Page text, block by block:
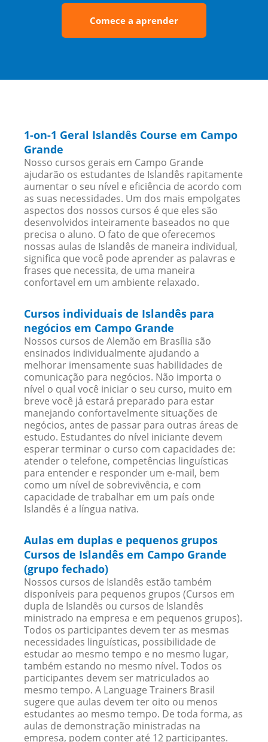
Comece a aprender
1-on-1 Geral Islandês Course em Campo
Grande
Nosso cursos gerais em Campo Grande
ajudarão os estudantes de Islandês rapitamente
aumentar o seu nível e eficiência de acordo com
as suas necessidades. Um dos mais empolgates
aspectos dos nossos cursos é que eles são
desenvolvidos inteiramente baseados no que
precisa o aluno. O fato de que oferecemos
nossas aulas de Islandês de maneira individual,
significa que você pode aprender as palavras e
frases que necessita, de uma maneira
confortavel em um ambiente relaxado.
Cursos individuais de Islandês para
negócios em Campo Grande
Nossos cursos de Alemão em Brasília são
ensinados individualmente ajudando a
melhorar imensamente suas habilidades de
comunicação para negócios. Não importa o
nível o qual você iniciar o seu curso, muito em
breve você já estará preparado para estar
manejando confortavelmente situações de
negócios, antes de passar para outras áreas de
estudo. Estudantes do nível iniciante devem
esperar terminar o curso com capacidades de:
atender o telefone, competências linguísticas
para entender e responder um e-mail, bem
como um nível de sobrevivência, e com
capacidade de trabalhar em um país onde
Islandês é a língua nativa.
Aulas em duplas e pequenos grupos
Cursos de Islandês em Campo Grande
(grupo fechado)
Nossos cursos de Islandês estão também
disponíveis para pequenos grupos (Cursos em
dupla de Islandês ou cursos de Islandês
ministrado na empresa e em pequenos grupos).
Todos os participantes devem ter as mesmas
necessidades linguísticas, possibilidade de
estudar ao mesmo tempo e no mesmo lugar,
também estando no mesmo nível. Todos os
participantes devem ser matriculados ao
mesmo tempo. A Language Trainers Brasil
sugere que aulas devem ter oito ou menos
estudantes ao mesmo tempo. De toda forma, as
aulas de demonstração ministradas na
empresa, podem conter até 12 participantes.